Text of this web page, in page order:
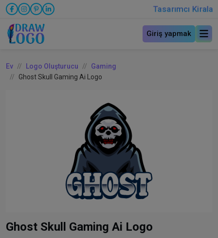
Tasarımcı Kirala
Giriş yapmak
Ev Logo Oluşturucu
Gaming
Ghost Skull Gaming Ai Logo
Ghost Skull Gaming Ai Logo